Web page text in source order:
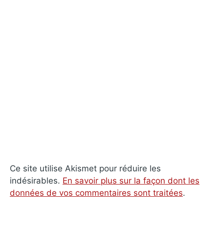
Ce site utilise Akismet pour réduire les
indésirables. En savoir plus sur la façon dont les
données de vos commentaires sont traitées.